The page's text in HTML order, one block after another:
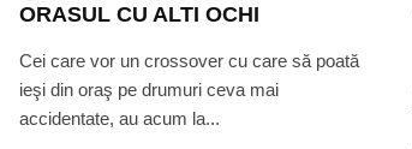
ORASUL CU ALTI OCHI
Cei care vor un crossover cu care să poată
ieşi din oraş pe drumuri ceva mai
accidentate, au acum la...